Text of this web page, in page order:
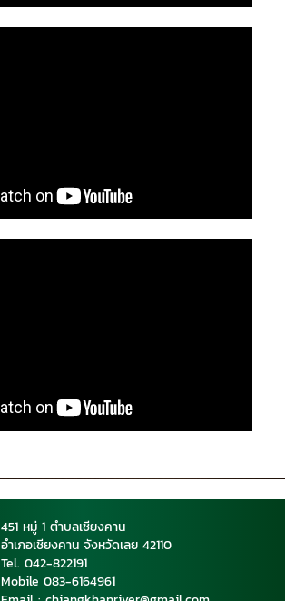
451 หมู่ 1 ตำบลเชียงคาน
อำเภอเชียงคาน จังหวัดเลย 42110
Tel. 042-822191
Mobile 083-6164961